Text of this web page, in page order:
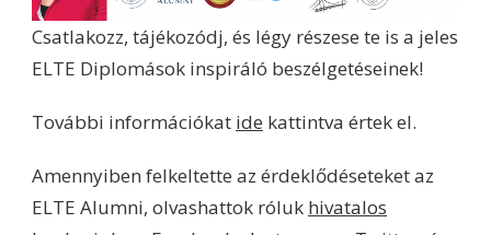
Csatlakozz, tájékozódj, és légy részese te is a jeles
ELTE Diplomások inspiráló beszélgetéseinek!
További információkat ide kattintva értek el.
Amennyiben felkeltette az érdeklődéseteket az
ELTE Alumni, olvashattok róluk hivatalos